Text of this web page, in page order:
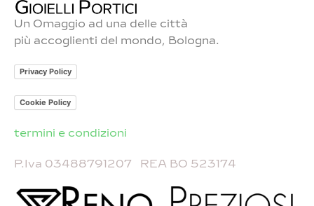
Un Omaggio ad una delle città
più accoglienti del mondo, Bologna.
Privacy Policy
Cookie Policy
termini e condizioni
P.Iva 03488791207 REA BO 523174